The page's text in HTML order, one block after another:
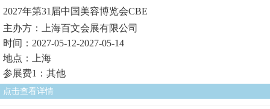
2027年第31届中国美容博览会CBE
主办方：上海百文会展有限公司
时间：2027-05-12-2027-05-14
地点：上海
参展费1：其他
点击查看详情